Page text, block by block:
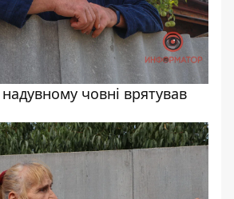
човні врятував